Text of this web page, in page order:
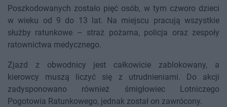
Poszkodowanych zostało pięć osób, w tym czworo dzieci
w wieku od 9 do 13 lat. Na miejscu pracują wszystkie
służby ratunkowe – straż pożarna, policja oraz zespoły
ratownictwa medycznego.
Zjazd z obwodnicy jest całkowicie zablokowany, a
kierowcy muszą liczyć się z utrudnieniami. Do akcji
zadysponowano również śmigłowiec Lotniczego
Pogotowia Ratunkowego, jednak został on zawrócony.